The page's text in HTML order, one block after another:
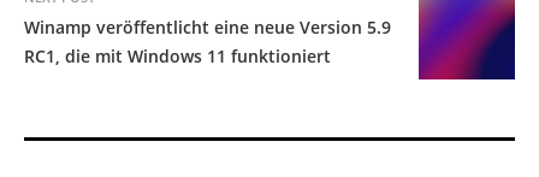
Winamp veröffentlicht eine neue Version 5.9
RC1, die mit Windows 11 funktioniert